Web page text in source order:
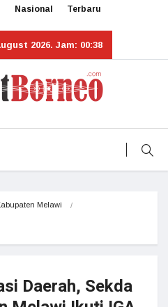
Nasional Terbaru
2026. Jam: 00:38
Melawi
Daerah, Sekda